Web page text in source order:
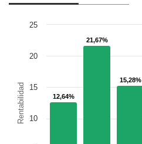
Rentabilidad 12,64%
12,64%
21,67%
21,67%
15,28%
15,28%
10
15
20
25